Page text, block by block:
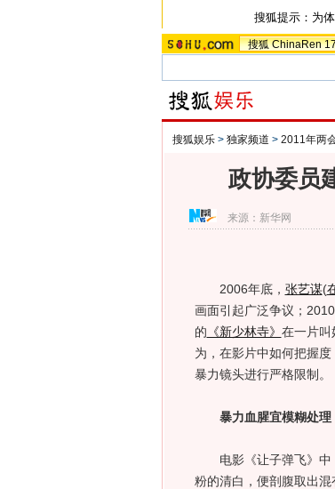
搜狐提示：为
搜狐 ChinaRen
搜狐娱乐 > 独家频道 > 2011年两
政协委员
来源： 新华网
2006年底， 张艺谋(
画面引起广泛争议；
的 《新少林寺》 在一片叫
为，在影片中如何把握
暴力镜头进行严格限制。
暴力血腥宜模糊处理
电影《让子弹飞》中，
粉的清白，便剖腹取出